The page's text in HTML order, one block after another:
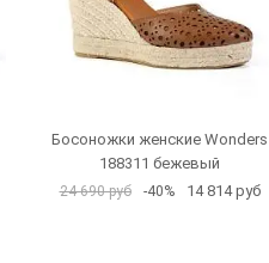
Босоножки женские Wonders
188311 бежевый
24 690 руб -40% 14 814 руб